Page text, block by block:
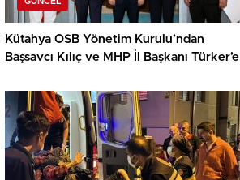
Kütahya OSB Yönetim Kurulu’ndan
Başsavcı Kılıç ve MHP İl Başkanı Türker’e